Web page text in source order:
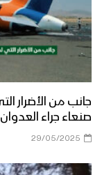
جانب من الأضرار
صنعاء جراء العدوان
29/05/2025